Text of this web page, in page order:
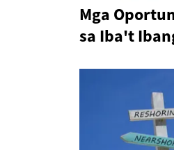
Mga
sa Iba't